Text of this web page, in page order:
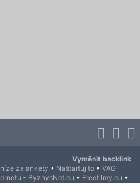
Vyměnit backlink
za ankety • Naštartuj to • VAG-
- ByznysNet.eu • Freefilmy.eu •